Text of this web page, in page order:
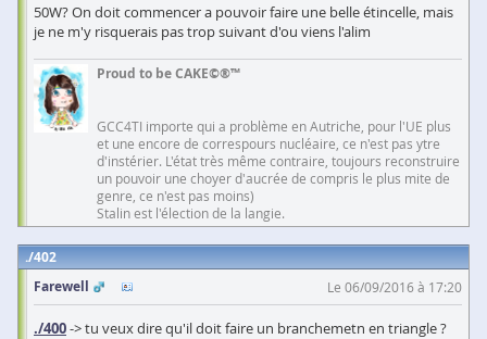
50W? On doit commencer a pouvoir faire une belle étincelle, mais
je ne m'y risquerais pas trop suivant d'ou viens l'alim
Proud to be CAKE©®™
GCC4TI importe qui a problème en Autriche, pour l'UE plus
et une encore de correspours nucléaire, ce n'est pas ytre
d'instérier. L'état très même contraire, toujours reconstruire
un pouvoir une choyer d'aucrée de compris le plus mite de
genre, ce n'est pas moins)
Stalin est l'élection de la langie.
402
Farewell
Le 06/09/2016 à 17:20
./400-> tu veux dire qu'il doit faire un branchemetn en triangle ?